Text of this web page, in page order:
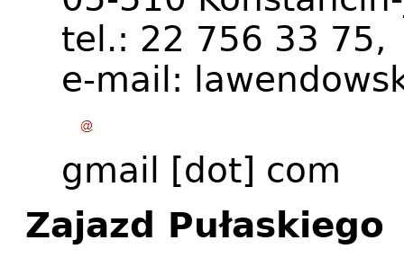
tel.: 22 756 33
e-mail:
gmail [dot] com
Zajazd Pułaskiego